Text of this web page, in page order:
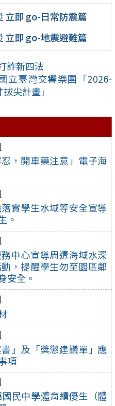
，開車藥注意」電子海
實學生水域等安全宣導
。
中心宣導周遭海域水深
，提醒學生勿至園區鄰
安全。
書」及「獎懲建議單」應
項
民中學體育績優生（體
立即 go-日常防震篇
立即 go-地震避難篇
詐新四法
立臺灣交響樂團「2026-
尖計畫」